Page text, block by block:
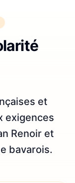
et
exigences
Renoir et
bavarois.